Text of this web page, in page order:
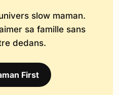
slow maman.
sa famille sans
dedans.
First